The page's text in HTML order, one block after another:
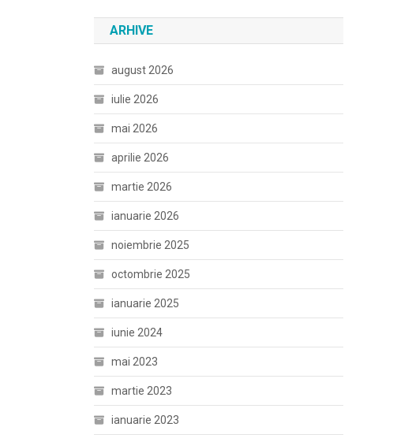
ARHIVE
august 2026
iulie 2026
mai 2026
aprilie 2026
martie 2026
ianuarie 2026
noiembrie 2025
octombrie 2025
ianuarie 2025
iunie 2024
mai 2023
martie 2023
ianuarie 2023